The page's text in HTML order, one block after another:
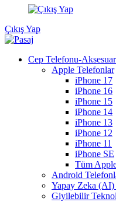
Çıkış Yap
Cep Telefonu-Aksesuar
Apple Telefonlar
iPhone 17
iPhone 16
iPhone 15
iPhone 14
iPhone 13
iPhone 12
iPhone 11
iPhone SE
Tüm
Android
Yapay Zeka (AI)
Giyilebilir